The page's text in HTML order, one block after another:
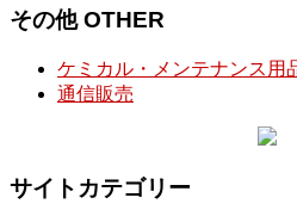
その他 OTHER
ケミカル・メンテナンス用
通信販売
サイトカテゴリー